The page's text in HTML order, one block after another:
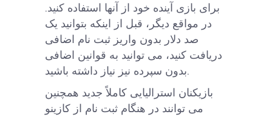
برای بازی آینده خود از آنها استفاده کنید.
در مواقع دیگر، قبل از اینکه بتوانید یک
صد دلار بدون واریز ثبت نام اضافی
دریافت کنید، می توانید به قوانین اضافی
بدون سپرده نیز نیاز داشته باشید.
بازیکنان استرالیایی کاملاً جدید همچنین
می توانند در هنگام ثبت نام از کازینو